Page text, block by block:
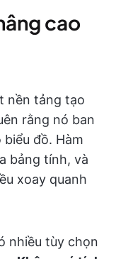
cao
nền tảng tạo
rằng nó ban
đồ. Hàm
bảng tính, và
xoay quanh
nhiều tùy chọn